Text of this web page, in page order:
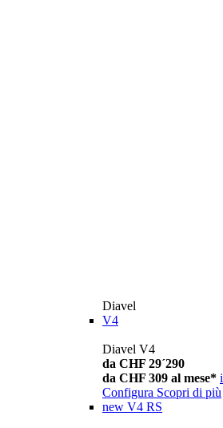
Diavel
V4
Diavel V4
da CHF 29´290
da CHF 309 al mese* i
Configura Scopri di più
new V4 RS